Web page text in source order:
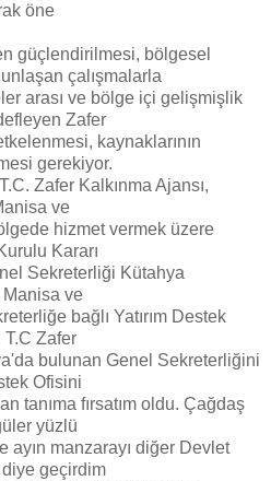
öne
güçlendirilmesi, bölgesel
çalışmalarla
arası ve bölge içi gelişmişlik
Zafer
kaynaklarının
gerekiyor.
Zafer Kalkınma Ajansı,
ve
hizmet vermek üzere
Kararı
Sekreterliği Kütahya
ve
bağlı Yatırım Destek
Zafer
bulunan Genel Sekreterliğini
Ofisini
tanıma fırsatım oldu. Çağdaş
yüzlü
ayın manzarayı diğer Devlet
geçirdim